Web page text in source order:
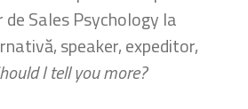
Sales Psychology la
speaker, expeditor,
I tell you more?